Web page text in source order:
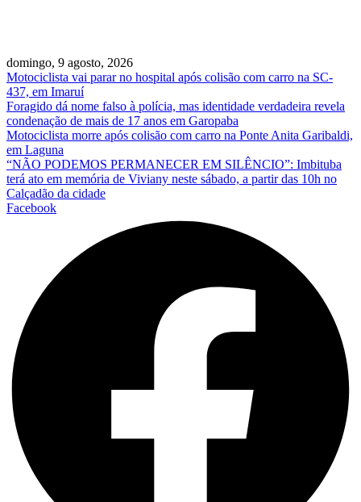
domingo, 9 agosto, 2026
Motociclista vai parar no hospital após colisão com carro na SC-
437, em Imaruí
Foragido dá nome falso à polícia, mas identidade verdadeira revela
condenação de mais de 17 anos em Garopaba
Motociclista morre após colisão com carro na Ponte Anita Garibaldi,
em Laguna
“NÃO PODEMOS PERMANECER EM SILÊNCIO”: Imbituba
terá ato em memória de Viviany neste sábado, a partir das 10h no
Calçadão da cidade
Facebook